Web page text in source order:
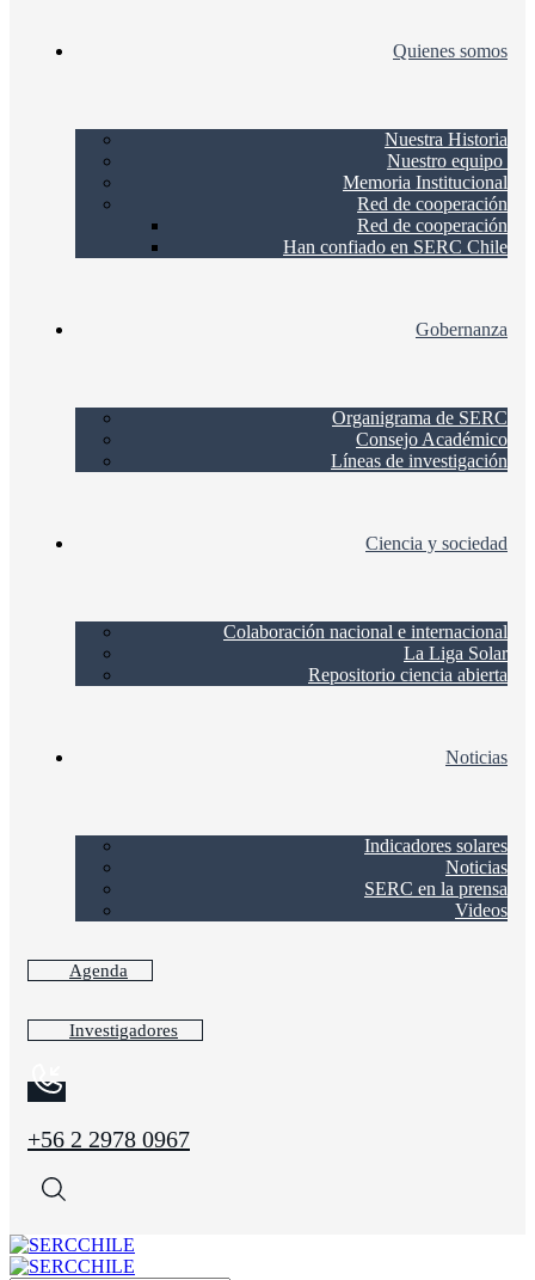
Quienes somos
Nuestra Historia
Nuestro equipo
Memoria Institucional
Red de cooperación
Red de cooperación
Han confiado en SERC Chile
Gobernanza
Organigrama de SERC
Consejo Académico
Líneas de investigación
Ciencia y sociedad
Colaboración nacional e internacional
La Liga Solar
Repositorio ciencia abierta
Noticias
Indicadores solares
Noticias
SERC en la prensa
Videos
Agenda
Investigadores
+56 2 2978 0967